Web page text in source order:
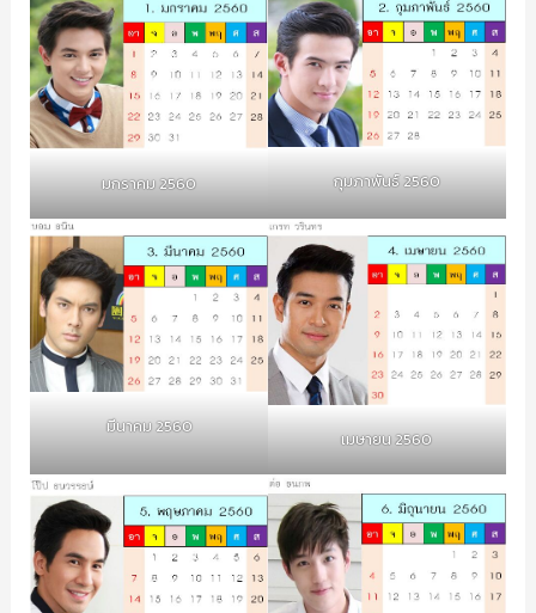
มกราคม 2560 กุมภาพันธ์ 2560
มีนาคม 2560
เมษายน 2560